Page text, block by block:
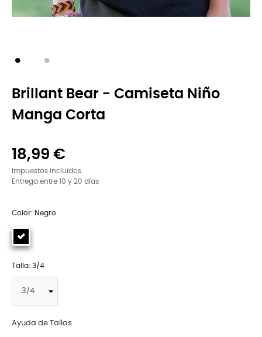
Brillant Bear - Camiseta Niño
Manga Corta
18,99 €
Impuestos incluidos
Entrega entre 10 y 20 días
Color: Negro
Talla: 3/4
Ayuda de Tallas